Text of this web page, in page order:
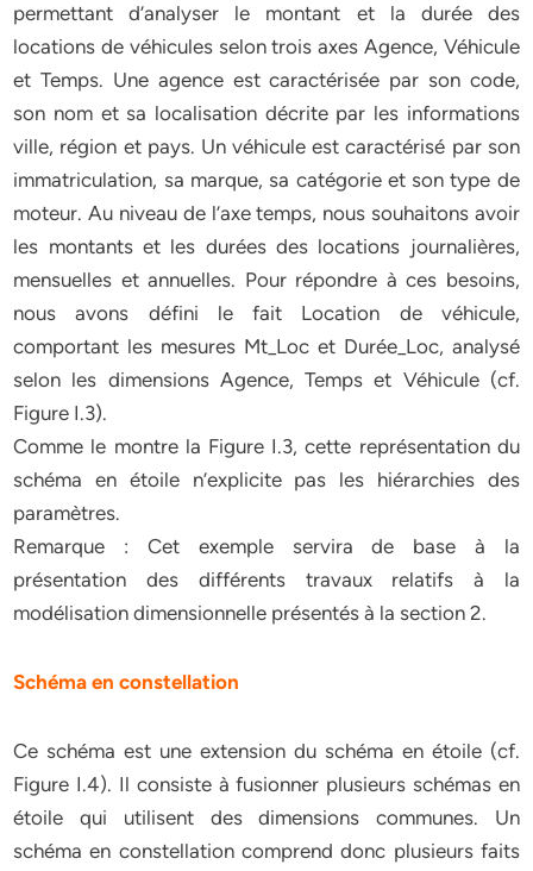
permettant d’analyser le montant et la durée des
locations de véhicules selon trois axes Agence, Véhicule
et Temps. Une agence est caractérisée par son code,
son nom et sa localisation décrite par les informations
ville, région et pays. Un véhicule est caractérisé par son
immatriculation, sa marque, sa catégorie et son type de
moteur. Au niveau de l’axe temps, nous souhaitons avoir
les montants et les durées des locations journalières,
mensuelles et annuelles. Pour répondre à ces besoins,
nous avons défini le fait Location de véhicule,
comportant les mesures Mt_Loc et Durée_Loc, analysé
selon les dimensions Agence, Temps et Véhicule (cf.
Figure I.3).
Comme le montre la Figure I.3, cette représentation du
schéma en étoile n’explicite pas les hiérarchies des
paramètres.
Remarque : Cet exemple servira de base à la
présentation des différents travaux relatifs à la
modélisation dimensionnelle présentés à la section 2.
Schéma en constellation
Ce schéma est une extension du schéma en étoile (cf.
Figure I.4). Il consiste à fusionner plusieurs schémas en
étoile qui utilisent des dimensions communes. Un
schéma en constellation comprend donc plusieurs faits